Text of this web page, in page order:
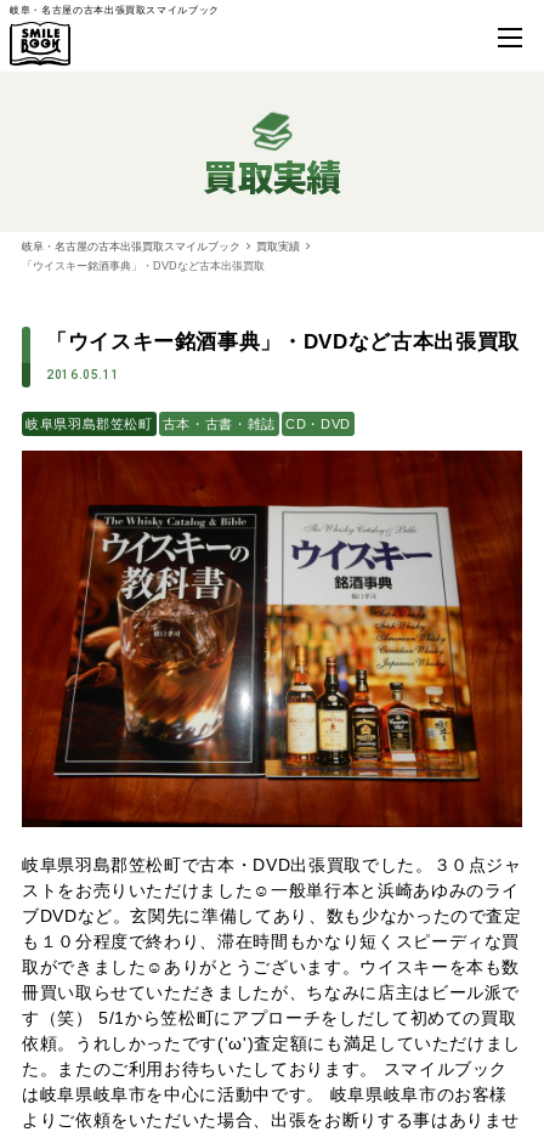
岐阜・名古屋の古本出張買取スマイルブック
買取実績
岐阜・名古屋の古本出張買取スマイルブック
買取実績
「ウイスキー銘酒事典」・DVDなど古本出張買取
「ウイスキー銘酒事典」・DVDなど古本出張買取
2016.05.11
岐阜県羽島郡笠松町 古本・古書・雑誌 CD・DVD
岐阜県羽島郡笠松町で古本・DVD出張買取でした。３０点ジャ
ストをお売りいただけました☺一般単行本と浜崎あゆみのライ
ブDVDなど。玄関先に準備してあり、数も少なかったので査定
も１０分程度で終わり、滞在時間もかなり短くスピーディな買
取ができました☺ありがとうございます。ウイスキーを本も数
冊買い取らせていただきましたが、ちなみに店主はビール派で
す（笑） 5/1から笠松町にアプローチをしだして初めての買取
依頼。うれしかったです('ω')査定額にも満足していただけまし
た。またのご利用お待ちいたしております。 スマイルブック
は岐阜県岐阜市を中心に活動中です。 岐阜県岐阜市のお客様
よりご依頼をいただいた場合、出張をお断りする事はありませ